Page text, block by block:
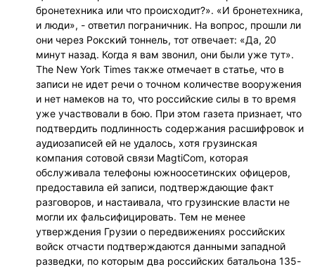
бронетехника или что происходит?». «И бронетехника,
и люди», - ответил пограничник. На вопрос, прошли ли
они через Рокский тоннель, тот отвечает: «Да, 20
минут назад. Когда я вам звонил, они были уже тут».
The New York Times также отмечает в статье, что в
записи не идет речи о точном количестве вооружения
и нет намеков на то, что российские силы в то время
уже участвовали в бою. При этом газета признает, что
подтвердить подлинность содержания расшифровок и
аудиозаписей ей не удалось, хотя грузинская
компания сотовой связи MagtiCom, которая
обслуживала телефоны южноосетинских офицеров,
предоставила ей записи, подтверждающие факт
разговоров, и настаивала, что грузинские власти не
могли их фальсифицировать. Тем не менее
утверждения Грузии о передвижениях российских
войск отчасти подтверждаются данными западной
разведки, по которым два российских батальона 135-